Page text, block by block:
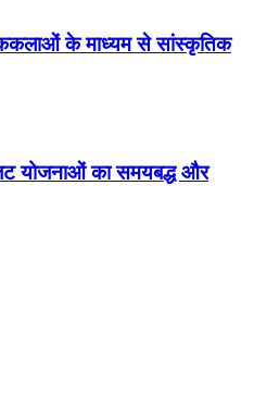
के माध्यम से सांस्कृतिक
योजनाओं का समयबद्ध और